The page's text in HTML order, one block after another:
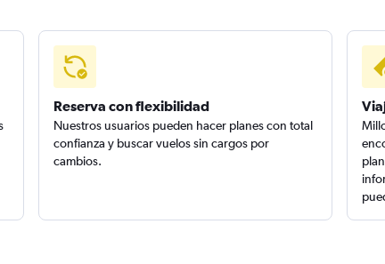
Reserva con flexibilidad
Nuestros usuarios pueden hacer planes con total
confianza y buscar vuelos sin cargos por
cambios.